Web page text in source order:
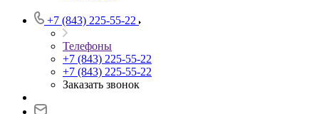
+7 (843) 225-55-22
Телефоны
+7 (843) 225-55-22
+7 (843) 225-55-22
Заказать звонок